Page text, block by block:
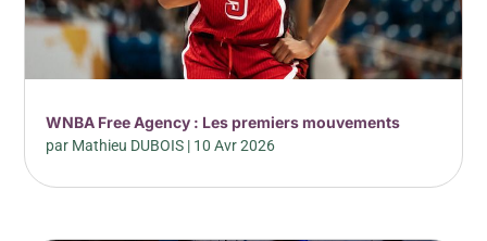
WNBA Free Agency : Les premiers mouvements
par Mathieu DUBOIS | 10 Avr 2026